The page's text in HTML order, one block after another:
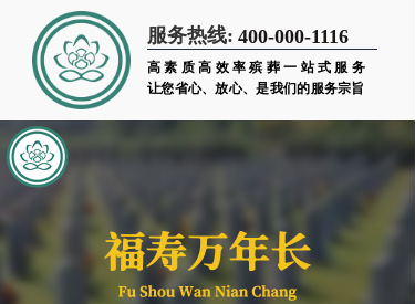
服务热线: 400-000-1116
高素质高效率殡葬一站式服务
让您省心、放心、是我们的服务宗旨